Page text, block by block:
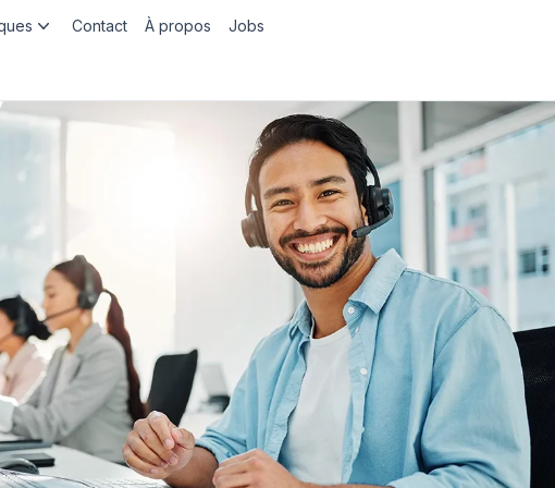
Contact À propos Jobs